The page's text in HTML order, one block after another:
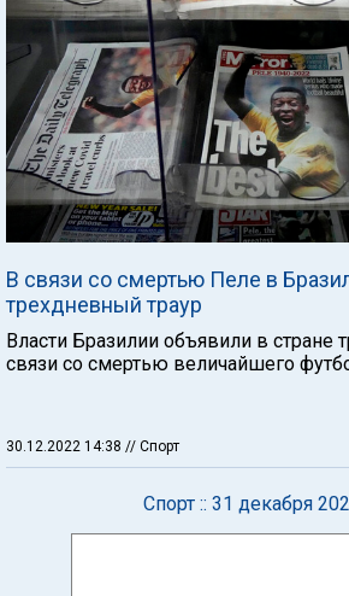
В связи со смертью Пеле в
трехдневный траур
Власти Бразилии объявили в стране
связи со смертью величайшего
30.12.2022 14:38 // Спорт
Спорт :: 31 декабря